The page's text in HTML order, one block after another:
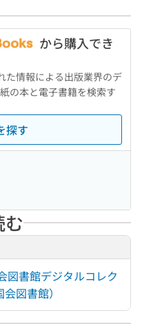
から購入でき
た情報による出版業界のデ
の本と電子書籍を検索す
探す
図書館デジタルコレク
図書館）